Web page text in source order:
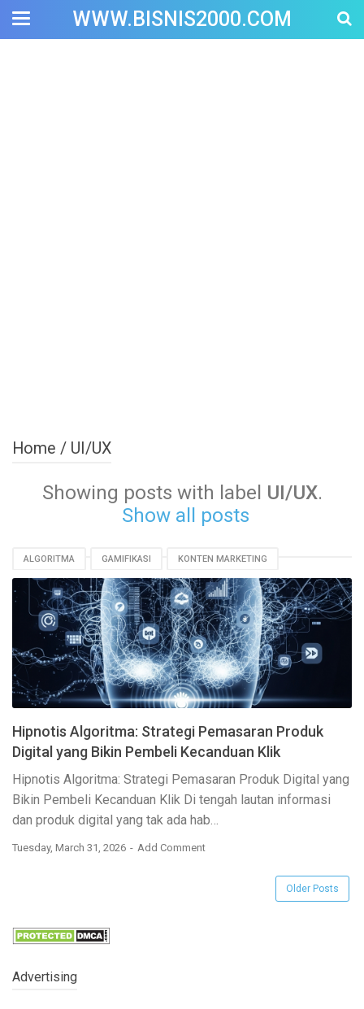
WWW.BISNIS2000.COM
Home / UI/UX
Showing posts with label UI/UX.
Show all posts
ALGORITMA GAMIFIKASI KONTEN MARKETING
PEMASARAN DIGITAL PERSONALISASI PRODUK DIGITAL
RETARGETING SEO STRATEGI MARKETING UI/UX
Hipnotis Algoritma: Strategi Pemasaran Produk
Digital yang Bikin Pembeli Kecanduan Klik
Hipnotis Algoritma: Strategi Pemasaran Produk Digital yang
Bikin Pembeli Kecanduan Klik Di tengah lautan informasi
dan produk digital yang tak ada hab…
Tuesday, March 31, 2026 Add Comment
Older Posts
Advertising